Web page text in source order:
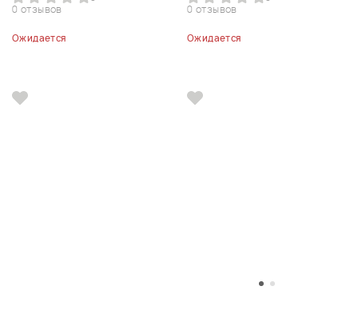
0 отзывов
Ожидается
0 отзывов
Ожидается